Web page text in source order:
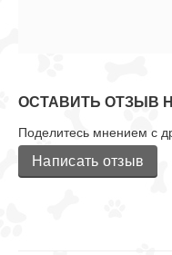
ОСТАВИТЬ ОТЗЫВ
Поделитесь мнением с
Написать отзыв